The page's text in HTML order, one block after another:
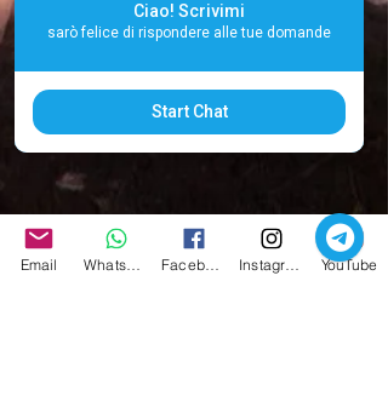
Email YouTube
Ciao! Scrivimi
sarò felice di rispondere alle tue domande
Start Chat